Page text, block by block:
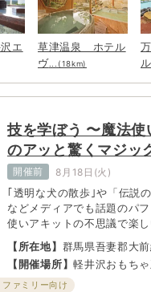
エ
草津温泉 ホテル
ヴ ...(18km)
ル
技を学ぼう 〜魔法使
のアッと驚くマジッ
開催前 8月18日(火)
｢透明な犬の散歩｣や「伝説
などメディアでも話題のパ
使いアキットの不思議で楽
ーを開催。アッと驚く魔法
ができる。
【所在地】 群馬県吾妻郡大
【開催場所】軽井沢おもち
ァミリー向け